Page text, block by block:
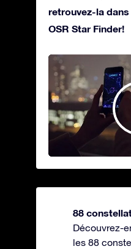
retrouvez-la
OSR Star Finder!
88
Découvrez-
les 88